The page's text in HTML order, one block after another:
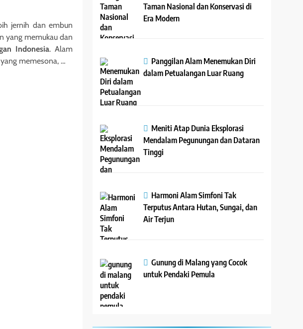
jernih dan embun
yang memukau dan
Indonesia. Alam
memesona, …
Taman Nasional dan Konservasi di
Era Modern
Panggilan Alam Menemukan Diri
dalam Petualangan Luar Ruang
Meniti Atap Dunia Eksplorasi
Mendalam Pegunungan dan Dataran
Tinggi
Harmoni Alam Simfoni Tak
Terputus Antara Hutan, Sungai, dan
Air Terjun
Gunung di Malang yang Cocok
untuk Pendaki Pemula